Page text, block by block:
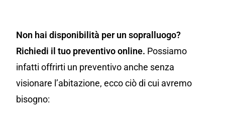
Non hai disponibilità per un sopralluogo?
Richiedi il tuo preventivo online. Possiamo
infatti offrirti un preventivo anche senza
visionare l’abitazione, ecco ciò di cui avremo
bisogno: